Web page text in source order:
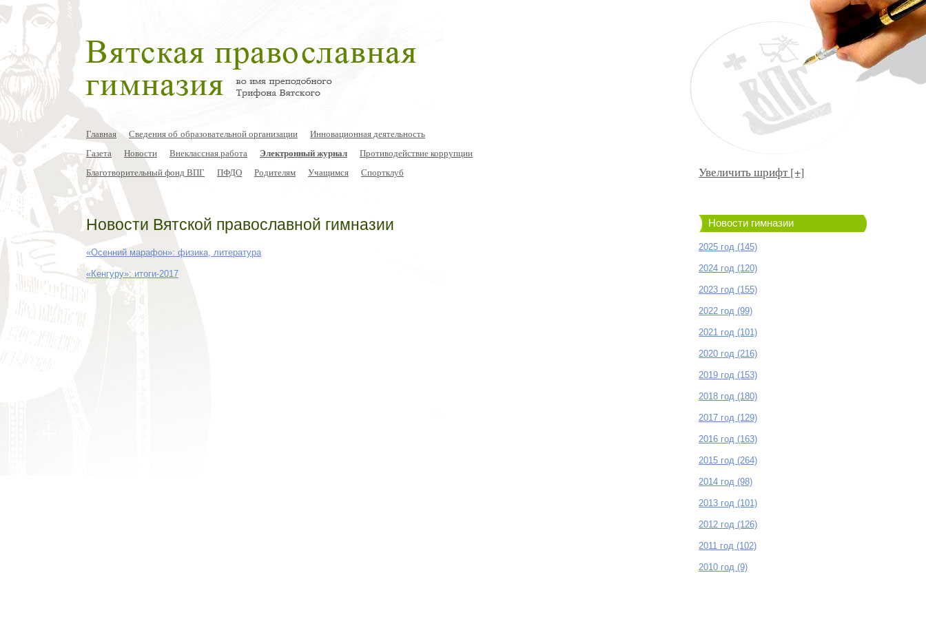
Главная Сведения об образовательной организации
Инновационная деятельность
Газета
Новости Внеклассная работа Электронный журнал
Противодействие коррупции
Благотворительный фонд ВПГ
ПФДО Родителям Учащимся Спортклуб Увеличить шрифт [+]
Новости Вятской православной гимназии
«Осенний марафон»: физика, литература
«Кенгуру»: итоги-2017
Новости гимназии
2025 год (145)
2024 год (120)
2023 год (155)
2022 год (99)
2021 год (101)
2020 год (216)
2019 год (153)
2018 год (180)
2017 год (129)
2016 год (163)
2015 год (264)
2014 год (98)
2013 год (101)
2012 год (126)
2011 год (102)
2010 год (9)